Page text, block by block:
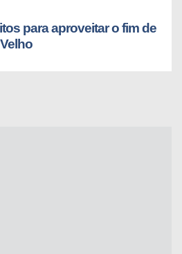
para aproveitar o fim de